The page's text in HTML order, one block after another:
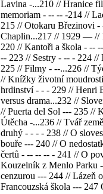
Lavina -...210 // Hranice
memoriam - -- -- -214 //
215 // Otokaru Březinovi
Chaplin...217 // 1929 — //
220 // Kantoři a škola - --
-- 223 // Sestry - -- - 224
225 // Filmy - --...226 //
// Knížky životní
hrdinství - - - 229 // Henri
versus drama...232 //
// Puerta del Sol --- 235 //
Útěcha -...236 // Tvář
druhý - - - - 238 // O
bouře --- 240 // O
čertů - -- -- -- - 241 // O
Kouzelník z Menlo Parku
cenzurou --- 244 // Lázeň
Francouzská škola --- 247